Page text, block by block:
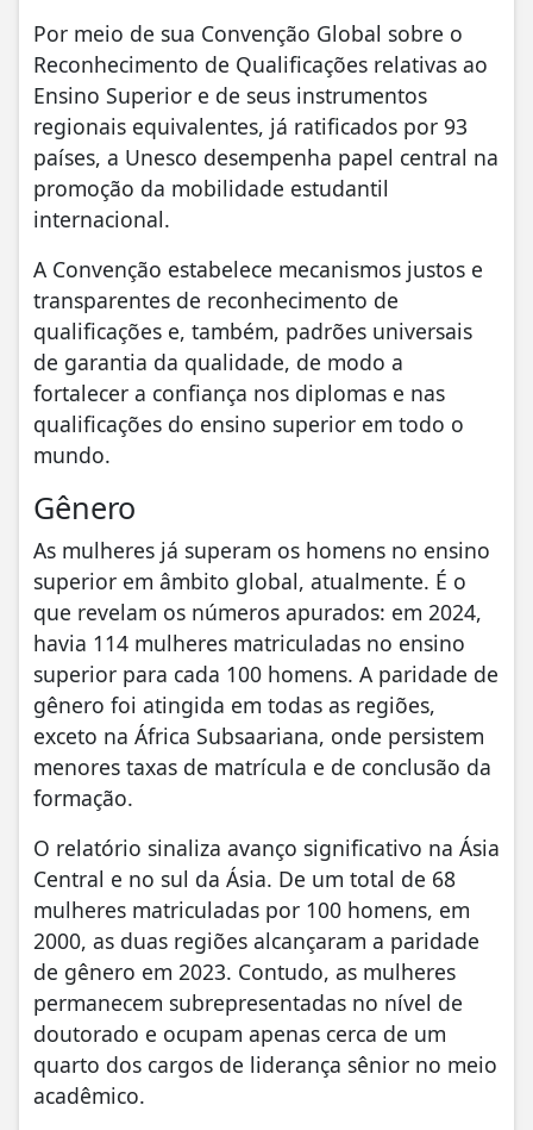
Por meio de sua Convenção Global sobre o
Reconhecimento de Qualificações relativas ao
Ensino Superior e de seus instrumentos
regionais equivalentes, já ratificados por 93
países, a Unesco desempenha papel central na
promoção da mobilidade estudantil
internacional.
A Convenção estabelece mecanismos justos e
transparentes de reconhecimento de
qualificações e, também, padrões universais
de garantia da qualidade, de modo a
fortalecer a confiança nos diplomas e nas
qualificações do ensino superior em todo o
mundo.
Gênero
As mulheres já superam os homens no ensino
superior em âmbito global, atualmente. É o
que revelam os números apurados: em 2024,
havia 114 mulheres matriculadas no ensino
superior para cada 100 homens. A paridade de
gênero foi atingida em todas as regiões,
exceto na África Subsaariana, onde persistem
menores taxas de matrícula e de conclusão da
formação.
O relatório sinaliza avanço significativo na Ásia
Central e no sul da Ásia. De um total de 68
mulheres matriculadas por 100 homens, em
2000, as duas regiões alcançaram a paridade
de gênero em 2023. Contudo, as mulheres
permanecem subrepresentadas no nível de
doutorado e ocupam apenas cerca de um
quarto dos cargos de liderança sênior no meio
acadêmico.